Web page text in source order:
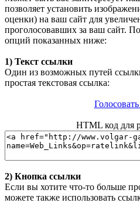
позволяет установить
оценки) на ваш сайт для
проголосовавших за ваш сайт.
опций показанных ниже:
1) Текст ссылки
Один из возможных путей
простая текстовая ссылка:
HTML код для
2) Кнопка ссылки
Если вы хотите что-то больше
можете также использовать